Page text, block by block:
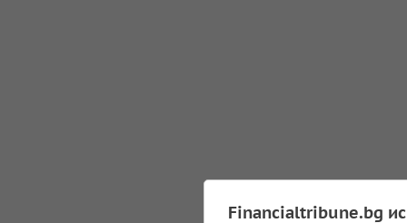
Financialtribune.bg